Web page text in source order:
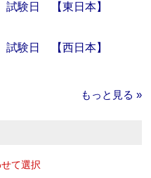
験日 【東日本】
験日 【西日本】
もっと見る »
て選択